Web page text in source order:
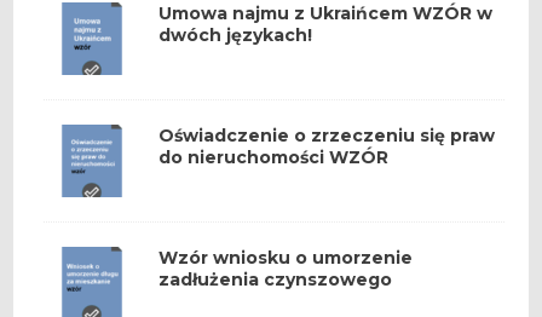
Umowa najmu z Ukraińcem WZÓR w
dwóch językach!
Oświadczenie o zrzeczeniu się praw
do nieruchomości WZÓR
Wzór wniosku o umorzenie
zadłużenia czynszowego